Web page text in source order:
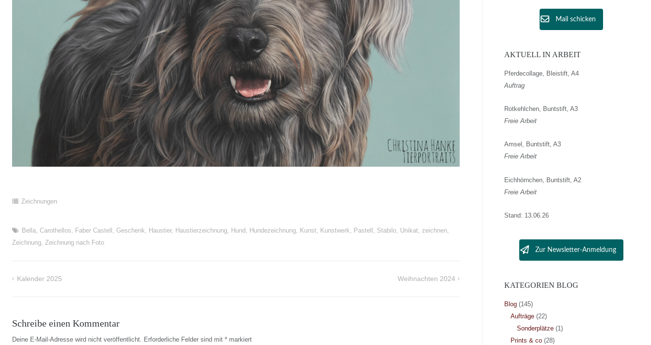
Zeichnungen
Bella, Carothellos, Faber Castell , Geschenk, Haustier, Haustierzeichnung, Hund , Hundezeichnung, Kunst, Kunstwerk, Pastell , Stabilo, Unikat, zeichnen,
Zeichnung, Zeichnung nach Foto
Beitragsnavigation
Kalender 2025 Weihnachten 2024
Schreibe einen Kommentar
Deine E-Mail-Adresse wird nicht veröffentlicht. Erforderliche Felder sind mit *markiert
Mail schicken
AKTUELL IN ARBEIT
Pferdecollage, Bleistift, A4
Auftrag
Rotkehlchen, Buntstift, A3
Freie Arbeit
Amsel, Buntstift, A3
Freie Arbeit
Eichhörnchen, Buntstift, A2
Freie Arbeit
Stand: 13.06.26
Zur Newsletter-Anmeldung
KATEGORIEN BLOG
Blog(145)
Aufträge(22)
Sonderplätze(1)
Prints & co(28)